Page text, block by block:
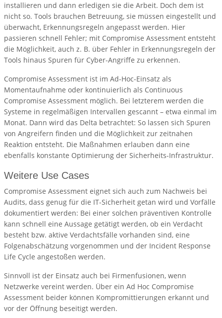
installieren und dann erledigen sie die Arbeit. Doch dem ist
nicht so. Tools brauchen Betreuung, sie müssen eingestellt und
überwacht, Erkennungsregeln angepasst werden. Hier
passieren schnell Fehler; mit Compromise Assessment entsteht
die Möglichkeit, auch z. B. über Fehler in Erkennungsregeln der
Tools hinaus Spuren für Cyber-Angriffe zu erkennen.
Compromise Assessment ist im Ad-Hoc-Einsatz als
Momentaufnahme oder kontinuierlich als Continuous
Compromise Assessment möglich. Bei letzterem werden die
Systeme in regelmäßigen Intervallen gescannt – etwa einmal im
Monat. Dann wird das Delta betrachtet: So lassen sich Spuren
von Angreifern finden und die Möglichkeit zur zeitnahen
Reaktion entsteht. Die Maßnahmen erlauben dann eine
ebenfalls konstante Optimierung der Sicherheits-Infrastruktur.
Weitere Use Cases
Compromise Assessment eignet sich auch zum Nachweis bei
Audits, dass genug für die IT-Sicherheit getan wird und Vorfälle
dokumentiert werden: Bei einer solchen präventiven Kontrolle
kann schnell eine Aussage getätigt werden, ob ein Verdacht
besteht bzw. aktive Verdachtsfälle vorhanden sind, eine
Folgenabschätzung vorgenommen und der Incident Response
Life Cycle angestoßen werden.
Sinnvoll ist der Einsatz auch bei Firmenfusionen, wenn
Netzwerke vereint werden. Über ein Ad Hoc Compromise
Assessment beider können Kompromittierungen erkannt und
vor der Öffnung beseitigt werden.